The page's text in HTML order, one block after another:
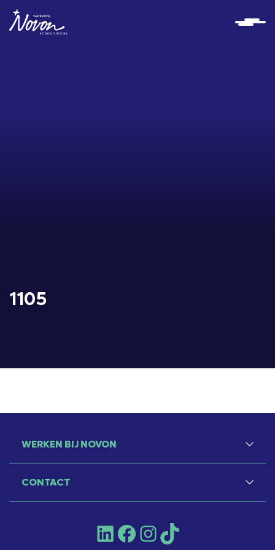
1105
WERKEN BIJ NOVON
CONTACT
LinkedInFacebookInstagram
TikTok